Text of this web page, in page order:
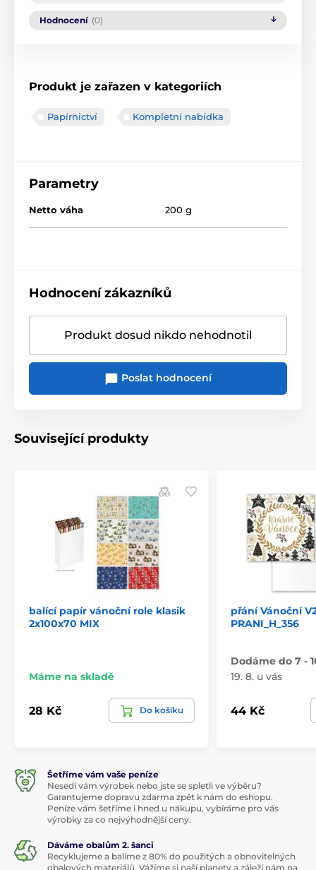
Hodnocení (0)
Produkt je zařazen v kategoriích
Papírnictví Kompletní nabídka
Parametry
Netto váha 200 g
Hodnocení zákazníků
Produkt dosud nikdo nehodnotil
Poslat hodnocení
Související produkty
balící papír vánoční role klasik
2x100x70 MIX
Máme na skladě
28 Kč Do košíku
přání Vánoční
PRANI_H_356
Dodáme do 7 -
19. 8. u vás
44 Kč
Šetříme vám vaše peníze
Nesedí vám výrobek nebo jste se spletli ve výběru?
Garantujeme dopravu zdarma zpět k nám do eshopu.
Peníze vám šetříme i hned u nákupu, vybíráme pro vás
výrobky za co nejvýhodnější ceny.
Dáváme obalům 2. šanci
Recyklujeme a balíme z 80% do použitých a obnovitelných
obalových materiálů. Vážíme si naší planety a záleží nám na